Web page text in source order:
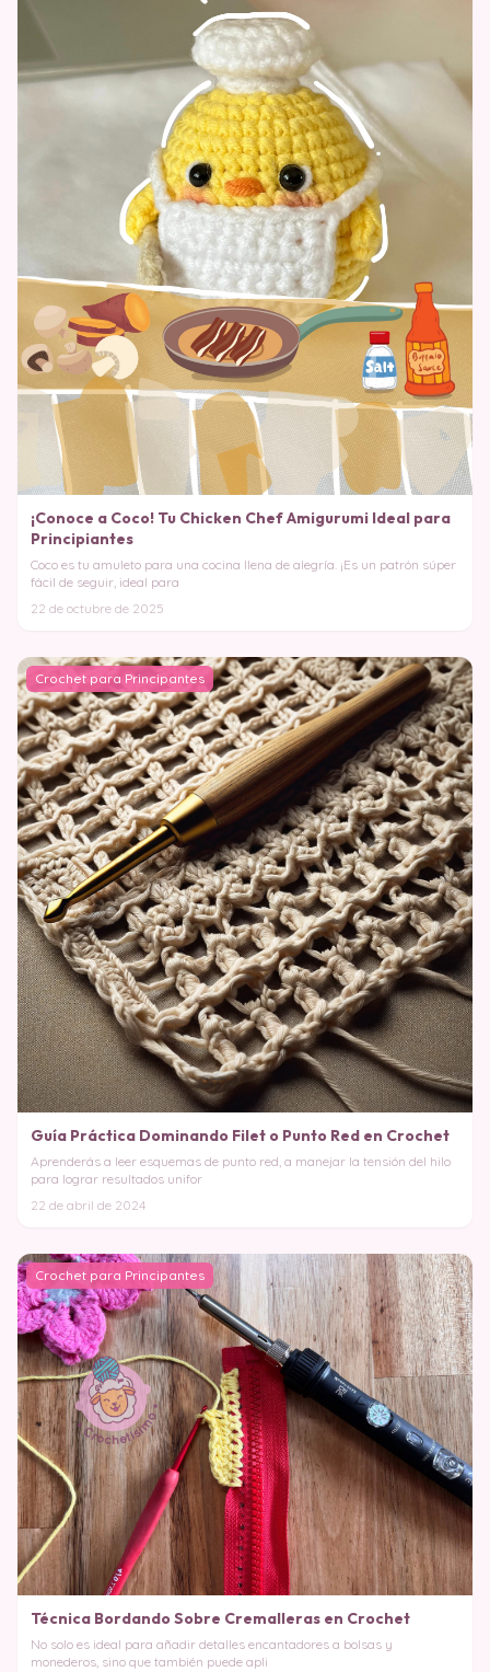
¡Conoce a Coco! Tu Chicken Chef Amigurumi Ideal para
Principiantes
Coco es tu amuleto para una cocina llena de alegría. ¡Es un patrón súper
fácil de seguir, ideal para
22 de octubre de 2025
Crochet para Principantes
Guía Práctica Dominando Filet o Punto Red en Crochet
Aprenderás a leer esquemas de punto red, a manejar la tensión del hilo
para lograr resultados unifor
22 de abril de 2024
Crochet para Principantes
Técnica Bordando Sobre Cremalleras en Crochet
No solo es ideal para añadir detalles encantadores a bolsas y
monederos, sino que también puede apli